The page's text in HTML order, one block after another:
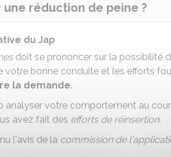
réduction de peine ?
du Jap
doit se prononcer sur la possibilité
votre bonne conduite et les efforts
la demande.
analyser votre comportement au
avez fait des efforts de réinsertion.
l'avis de la commission de